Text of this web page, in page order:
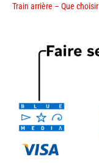
Train arrière – Que